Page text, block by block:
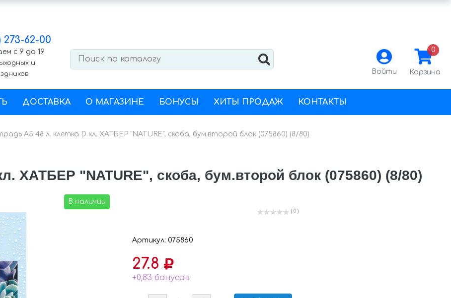
273-62-00
с 9 до 19
и
Войти
0
Корзина
ДОСТАВКА О МАГАЗИНЕ БОНУСЫ ХИТЫ ПРОДАЖ КОНТАКТЫ
А5 48 л. клетка D кл. ХАТБЕР "NATURE", скоба, бум.второй блок (075860) (8/80)
ХАТБЕР "NATURE", скоба, бум.второй блок (075860) (8/80)
В наличии
( 0 )
Артикул: 075860
27.8
+0,83 бонусов